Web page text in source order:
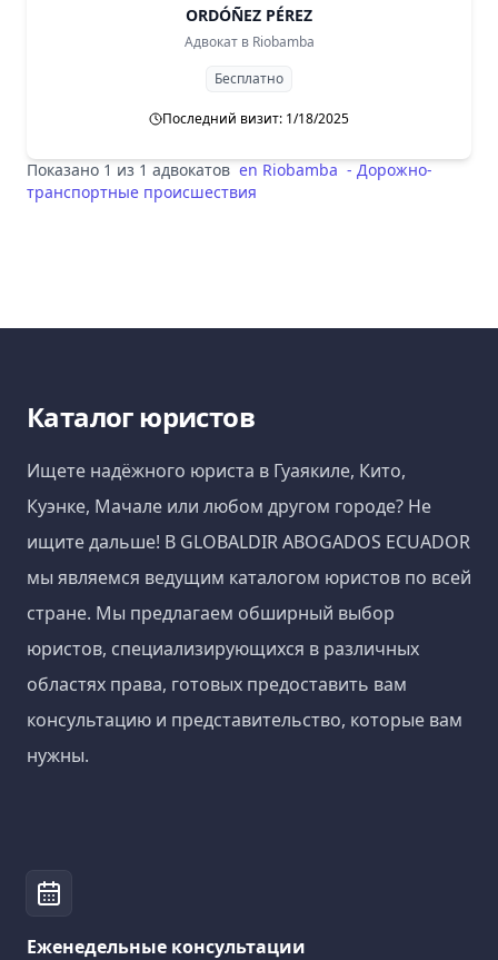
ORDÓÑEZ PÉREZ
Адвокат в Riobamba
Бесплатно
Последний визит: 1/18/2025
Показано 1 из 1 адвокатов en Riobamba - Дорожно-
транспортные происшествия
Каталог юристов
Ищете надёжного юриста в Гуаякиле, Кито,
Куэнке, Мачале или любом другом городе? Не
ищите дальше! В GLOBALDIR ABOGADOS ECUADOR
мы являемся ведущим каталогом юристов по всей
стране. Мы предлагаем обширный выбор
юристов, специализирующихся в различных
областях права, готовых предоставить вам
консультацию и представительство, которые вам
нужны.
Еженедельные консультации